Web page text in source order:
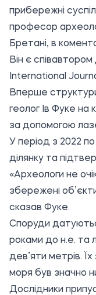
прибережні
професор
Бретані, в
Він є
International
Вперше
геолог Ів Фуке на
за допомогою
У період з 2022
ділянку та
«Археологи не
збережені
сказав Фуке.
Споруди
роками до н.е. та
дев’яти метрів.
моря був значно
Дослідники